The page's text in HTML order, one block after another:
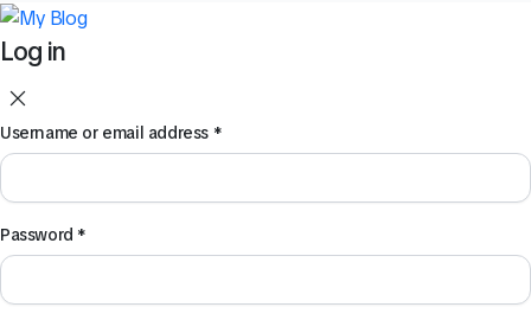
Log in
Username or email address *
Password *